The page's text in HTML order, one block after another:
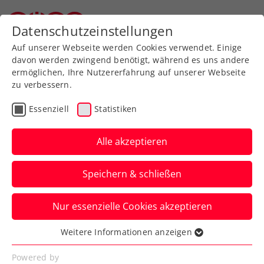
Zurück zur Newsübersicht
Davis Cup
Ticker zum Davis Cup
Österreich – Türkei: So
geht es weiter
Hier erfahrt ihr heute die neuesten
Updates zum Länderkampf in Bad
Waltersdorf.
Verfasst von: Manuel Wachta, 13.09.2024
Datenschutzeinstellungen
Auf unserer Webseite werden Cookies verwendet. Einige
davon werden zwingend benötigt, während es uns andere
ermöglichen, Ihre Nutzererfahrung auf unserer Webseite
zu verbessern.
Essenziell Statistiken
Alle akzeptieren
Speichern & schließen
Nur essenzielle Cookies akzeptieren
Essenziell
Essenzielle Cookies werden für grundlegende
Weitere Informationen anzeigen
Powered by